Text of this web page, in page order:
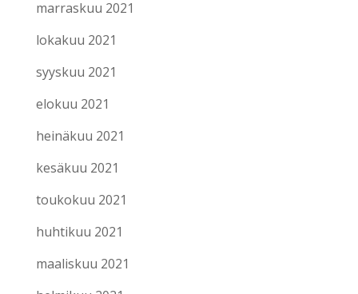
marraskuu 2021
lokakuu 2021
syyskuu 2021
elokuu 2021
heinäkuu 2021
kesäkuu 2021
toukokuu 2021
huhtikuu 2021
maaliskuu 2021